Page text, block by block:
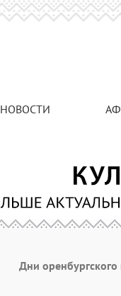
НОВОСТИ
Дни оренбургского